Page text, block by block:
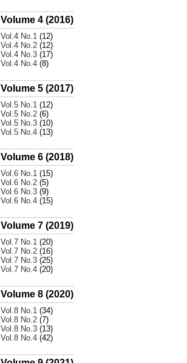
Volume 4 (2016)
Vol.4 No.1 (12)
Vol.4 No.2 (12)
Vol.4 No.3 (17)
Vol.4 No.4 (8)
Volume 5 (2017)
Vol.5 No.1 (12)
Vol.5 No.2 (6)
Vol.5 No.3 (10)
Vol.5 No.4 (13)
Volume 6 (2018)
Vol.6 No.1 (15)
Vol.6 No.2 (5)
Vol.6 No.3 (9)
Vol.6 No.4 (15)
Volume 7 (2019)
Vol.7 No.1 (20)
Vol.7 No.2 (16)
Vol.7 No.3 (25)
Vol.7 No.4 (20)
Volume 8 (2020)
Vol.8 No.1 (34)
Vol.8 No.2 (7)
Vol.8 No.3 (13)
Vol.8 No.4 (42)